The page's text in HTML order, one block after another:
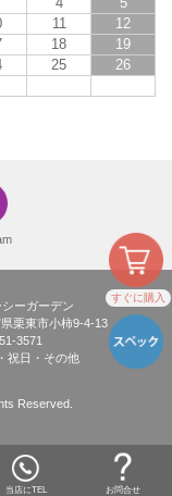
すぐに購入
11
12
18
19
25
26
ーガーデン
栗東市小柿9-4-13
3571
祝日・その他
Reserved.
当店にTEL お問合せ